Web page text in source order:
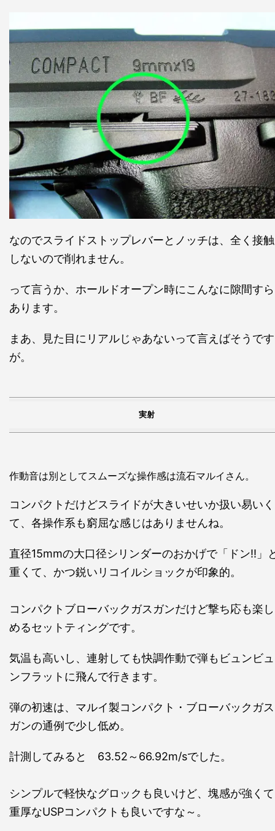
なのでスライドストップレバーとノッチは、全く接触
しないので削れません。
って言うか、ホールドオープン時にこんなに隙間すら
あります。
まあ、見た目にリアルじゃあないって言えばそうです
が。
実射
作動音は別としてスムーズな操作感は流石マルイさん。
コンパクトだけどスライドが大きいせいか扱い易いく
て、各操作系も窮屈な感じはありませんね。
直径15mmの大口径シリンダーのおかげで「ドン!!」
重くて、かつ鋭いリコイルショックが印象的。
コンパクトブローバックガスガンだけど撃ち応も楽し
めるセットティングです。
気温も高いし、連射しても快調作動で弾もビュンビュ
ンフラットに飛んで行きます。
弾の初速は、マルイ製コンパクト・ブローバックガス
ガンの通例で少し低め。
計測してみると 63.52～66.92m/sでした。
シンプルで軽快なグロックも良いけど、塊感が強くて
重厚なUSPコンパクトも良いですな～。